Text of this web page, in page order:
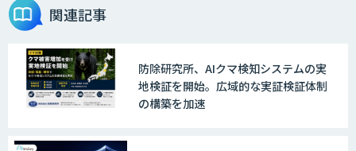
関連記事
防除研究所、AIクマ検知システムの実
地検証を開始。広域的な実証検証体制
の構築を加速